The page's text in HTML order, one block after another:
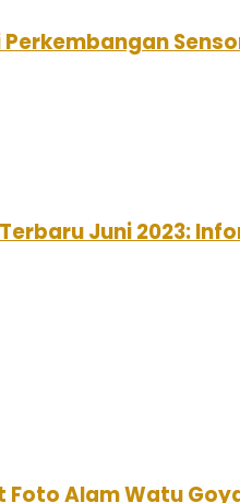
Juni 2023:
Foto Alam Watu